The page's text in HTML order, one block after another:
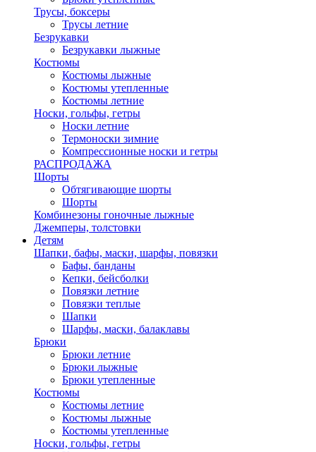
Трусы, боксеры
Трусы летние
Безрукавки
Безрукавки лыжные
Костюмы
Костюмы лыжные
Костюмы утепленные
Костюмы летние
Носки, гольфы, гетры
Носки летние
Термоноски зимние
Компрессионные носки и гетры
РАСПРОДАЖА
Шорты
Обтягивающие шорты
Шорты
Комбинезоны гоночные лыжные
Джемперы, толстовки
Детям
Шапки, бафы, маски, шарфы, повязки
Бафы, банданы
Кепки, бейсболки
Повязки летние
Повязки теплые
Шапки
Шарфы, маски, балаклавы
Брюки
Брюки летние
Брюки лыжные
Брюки утепленные
Костюмы
Костюмы летние
Костюмы лыжные
Костюмы утепленные
Носки, гольфы, гетры